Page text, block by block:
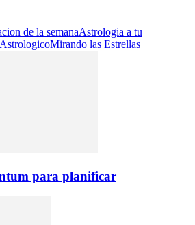
de la semanaAstrologia a tu
Mirando las Estrellas
para planificar